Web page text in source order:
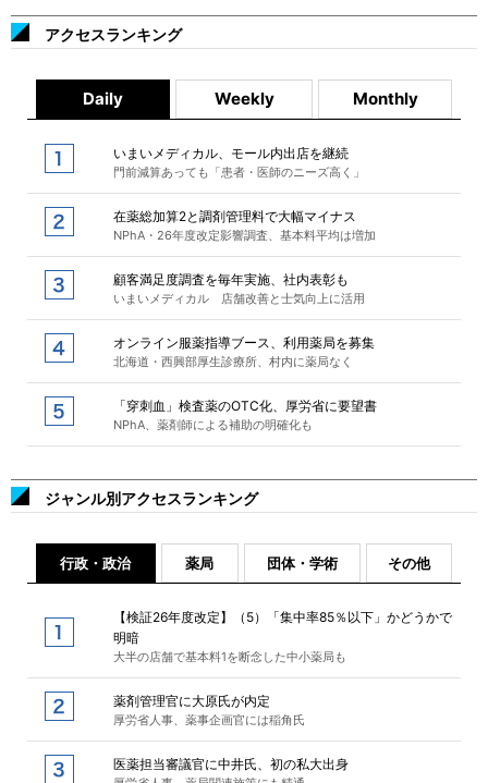
アクセスランキング
Daily Weekly Monthly
いまいメディカル、モール内出店を継続
門前減算あっても「患者・医師のニーズ高く」
在薬総加算2と調剤管理料で大幅マイナス
NPhA・26年度改定影響調査、基本料平均は増加
顧客満足度調査を毎年実施、社内表彰も
いまいメディカル 店舗改善と士気向上に活用
オンライン服薬指導ブース、利用薬局を募集
北海道・西興部厚生診療所、村内に薬局なく
「穿刺血」検査薬のOTC化、厚労省に要望書
NPhA、薬剤師による補助の明確化も
ジャンル別アクセスランキング
行政・政治 薬局 団体・学術 その他
【検証26年度改定】（5）「集中率85％以下」かどうかで
明暗
大半の店舗で基本料1を断念した中小薬局も
薬剤管理官に大原氏が内定
厚労省人事、薬事企画官には稲角氏
医薬担当審議官に中井氏、初の私大出身